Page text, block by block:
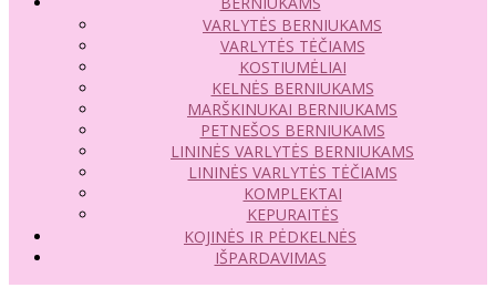
VARLYTĖS BERNIUKAMS
VARLYTĖS TĖČIAMS
KOSTIUMĖLIAI
KELNĖS BERNIUKAMS
MARŠKINUKAI BERNIUKAMS
PETNEŠOS BERNIUKAMS
LININĖS VARLYTĖS BERNIUKAMS
LININĖS VARLYTĖS TĖČIAMS
KOMPLEKTAI
KEPURAITĖS
KOJINĖS IR PĖDKELNĖS
IŠPARDAVIMAS